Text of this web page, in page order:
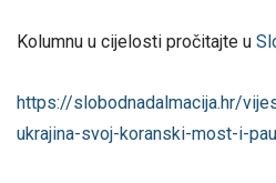
Kolumnu u cijelosti pročitajte u
https://slobodnadalmacija.hr/
ukrajina-svoj-koranski-most-i-